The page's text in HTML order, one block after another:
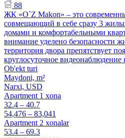
88
ЖК «O`Z Makon» – это
совмещающий в себе сразу 3
домами и комфортабельными
внимание уделено безопасности
территория двора препятствует
круглосуточное
Ob'ekt turi
Maydoni, m²
Narxi, USD
Apartment 1 xona
32.4 – 40.7
54,476 – 83,041
Apartment 2 xonalar
53.4 – 69.3